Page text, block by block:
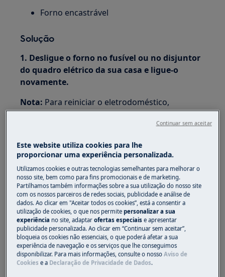
Forno encastrável
Solução
1. Desligue o forno no fusível ou no disjuntor
do quadro elétrico da sua casa e ligue-o
novamente.
Nota: Para reiniciar o eletrodoméstico,
desligue-o e aguarde 30 segundos antes de o
ligar novamente. No caso de eletrodomésticos
através da sua ficha, deve desligá-los através do
quadro elétrico geral.
2. Contacte um centro de assistência
autorizado
Se o seu forno apresentar o código de erro "F",
podem existir várias razões para isso. Devido à
natureza destas avarias, será necessário que
engenheiros especialistas investiguem e
resolvam o problema.
Este website utiliza cookies para lhe
proporcionar uma experiência personalizada.
Utilizamos cookies e outras tecnologias semelhantes para melhorar o
nosso site, bem como para fins promocionais e de marketing.
Partilhamos também informações sobre a sua utilização do nosso site
com os nossos parceiros de redes sociais, publicidade e análise de
dados. Ao clicar em "Aceitar todos os cookies”, está a consentir a
utilização de cookies, o que nos permitepersonalizar a sua
experiência no site, adaptarofertas especiaise apresentar
publicidade personalizada. Ao clicar em “Continuar sem aceitar”,
bloqueia os cookies não essenciais, o que poderá afetar a sua
experiência de navegação e os serviços que lhe conseguimos
disponibilizar. Para mais informações, consulte o nossoAviso de
Cookies e a Declaração de Privacidade de Dados.
Continuar sem aceitar